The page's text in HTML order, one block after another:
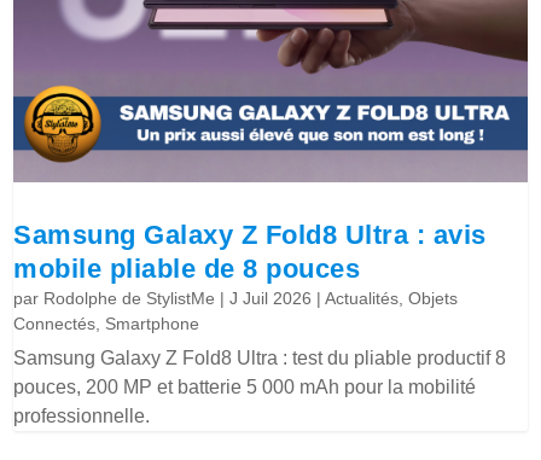
Samsung Galaxy Z Fold8 Ultra : avis
mobile pliable de 8 pouces
par Rodolphe de StylistMe |J Juil 2026 |Actualités,Objets
Connectés, Smartphone
Samsung Galaxy Z Fold8 Ultra : test du pliable productif 8
pouces, 200 MP et batterie 5 000 mAh pour la mobilité
professionnelle.